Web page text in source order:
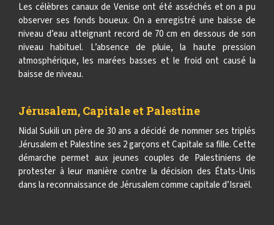
Les célèbres canaux de Venise ont été asséchés et on a pu
observer ses fonds boueux. On a enregistré une baisse de
niveau d’eau atteignant record de 70 cm en dessous de son
niveau habituel. L’absence de pluie, la haute pression
atmosphérique, les marées basses et le froid ont causé la
baisse de niveau.
Jérusalem, Capitale et Palestine
Nidal Sukili un père de 30 ans a décidé de nommer ses triplés
Jérusalem et Palestine ses 2 garçons et Capitale sa fille. Cette
démarche permet aux jeunes couples de Palestiniens de
protester à leur manière contre la décision des États-Unis
dans la reconnaissance de Jérusalem comme capitale d’Israël.